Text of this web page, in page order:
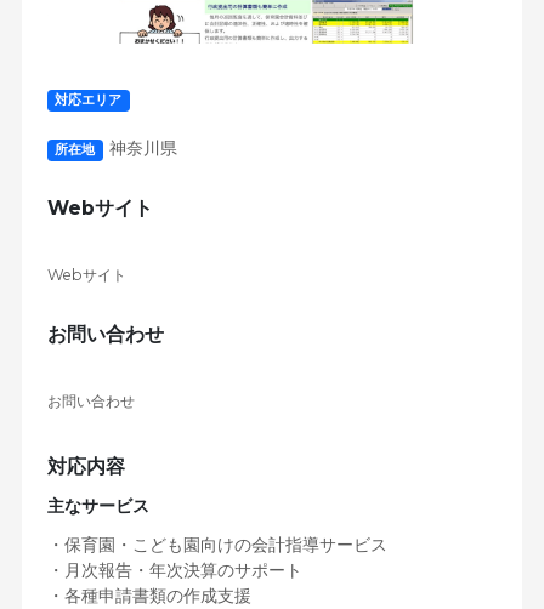
対応エリア
所在地 神奈川県
Webサイト
Webサイト
お問い合わせ
お問い合わせ
対応内容
主なサービス
・保育園・こども園向けの会計指導サービス
・月次報告・年次決算のサポート
・各種申請書類の作成支援